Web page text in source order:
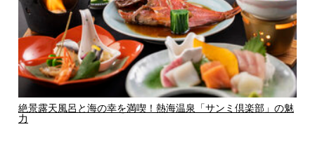
絶景露天風呂と海の幸を満喫！熱海温泉「サンミ倶楽部」の魅
力